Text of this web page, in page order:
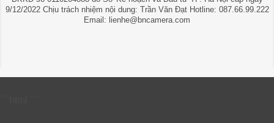
9/12/2022 Chịu trách nhiệm nội dung: Trần Văn Đạt Hotline: 087.66.99.222
Email: lienhe@bncamera.com